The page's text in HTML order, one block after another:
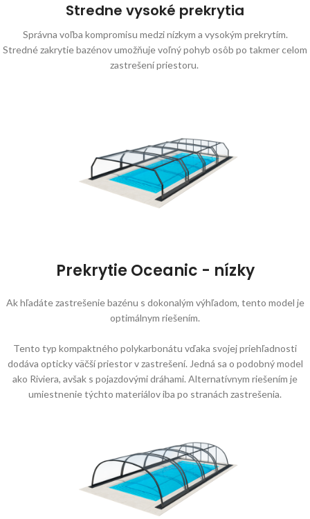
Stredne vysoké prekrytia
Správna voľba kompromisu medzi nízkym a vysokým prekrytím.
Stredné zakrytie bazénov umožňuje voľný pohyb osôb po takmer celom
zastrešení priestoru.
Prekrytie Oceanic - nízky
Ak hľadáte zastrešenie bazénu s dokonalým výhľadom, tento model je
optimálnym riešením.
Tento typ kompaktného polykarbonátu vďaka svojej priehľadnosti
dodáva opticky väčší priestor v zastrešení. Jedná sa o podobný model
ako Riviera, avšak s pojazdovými dráhami. Alternatívnym riešením je
umiestnenie týchto materiálov iba po stranách zastrešenia.